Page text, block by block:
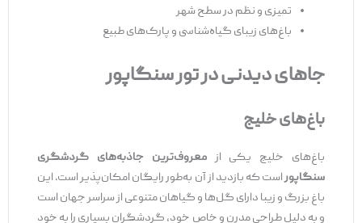
تمیزی و نظم در سطح شهر
باغ‌های زیبای گیاه‌شناسی و پارک‌های طبیع
جاهای دیدنی در تور سنگاپور
باغ‌های خلیج
باغ‌های خلیج یکی ازمعروف‌ترین جاذبه‌های گردشگری
سنگاپوراست که بازدید از آن به‌طور رایگان امکان‌پذیر است. این
باغ بزرگ و زیبا دارای گل‌ها و گیاهان متنوعی از سراسر جهان است
و به دلیل طراحی مدرن و خاص خود، گردشگران بسیاری را به خود